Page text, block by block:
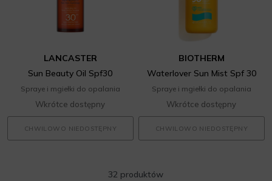
LANCASTER
Sun Beauty Oil Spf30
Spraye i mgiełki do opalania
Wkrótce dostępny
CHWILOWO NIEDOSTĘPNY
BIOTHERM
Waterlover Sun Mist Spf 30
Spraye i mgiełki do opalania
Wkrótce dostępny
CHWILOWO NIEDOSTĘPNY
32 produktów